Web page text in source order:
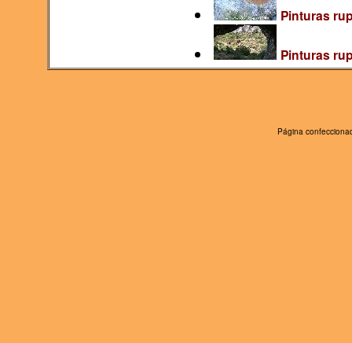
Pinturas
Pinturas
Página